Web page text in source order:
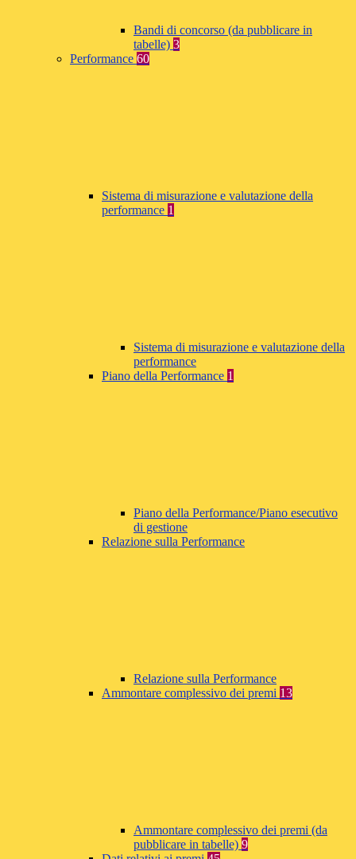
Bandi di concorso (da pubblicare in
tabelle) 3
Performance 60
Sistema di misurazione e valutazione della
performance 1
Sistema di misurazione e valutazione della
performance
Piano della Performance 1
Piano della Performance/Piano esecutivo
di gestione
Relazione sulla Performance
Relazione sulla Performance
Ammontare complessivo dei premi 13
Ammontare complessivo dei premi (da
pubblicare in tabelle) 9